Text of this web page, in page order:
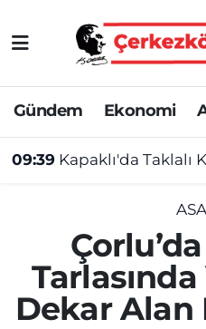
Gündem Ekonomi
09:39 Kapaklı'da Taklalı
Dekar Alan
Asayiş
Ekonomi
Gündem
Kültür&Sanat
Manşet
Tekirdağ Nöbetçi
Tekirdağ Hava
Tekirdağ Namaz
Tekirdağ Trafik
Süper Lig Puan
Tüm Manşetler